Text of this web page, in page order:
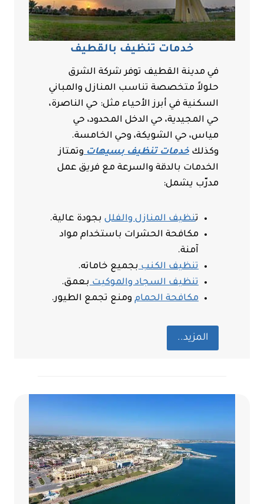
خدمات تنظيف بالقطيف
في مدينة القطيف توفر شركة الشرق
حلولاً متخصصة تناسب المنازل والمباني
السكنية في أبرز الأحياء مثل: حي الناصرة،
حي المجيدية، حي الدخل المحدود، حي
مياس، حي الشويكة، وحي الخامسة.
وكذلك خدمات تنظيف بسيهاتوتمتاز
الخدمات بالدقة والسرعة مع فريق عمل
مدرّب يشمل:
تنظيف المنازل والفلل بجودة عالية.
مكافحة الحشرات باستخدام مواد
آمنة.
تنظيف الكنببجميع خاماته.
تنظيف السجاد والموكيتبعمق.
مكافحة الحمام ومنع تجمع الطيور.
المزيد..